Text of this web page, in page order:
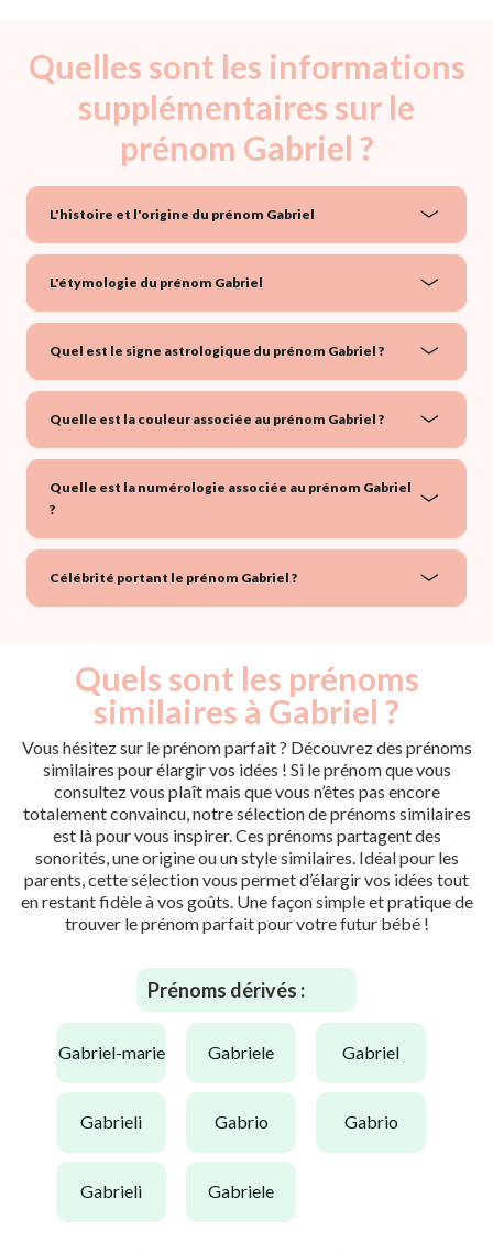
Quelles sont les informations
supplémentaires sur le
prénom Gabriel ?
L'histoire et l'origine du prénom Gabriel
L'étymologie du prénom Gabriel
Quel est le signe astrologique du prénom Gabriel ?
Quelle est la couleur associée au prénom Gabriel ?
Quelle est la numérologie associée au prénom Gabriel
?
Célébrité portant le prénom Gabriel ?
Quels sont les prénoms
similaires à Gabriel ?
Vous hésitez sur le prénom parfait ? Découvrez des prénoms
similaires pour élargir vos idées ! Si le prénom que vous
consultez vous plaît mais que vous n’êtes pas encore
totalement convaincu, notre sélection de prénoms similaires
est là pour vous inspirer. Ces prénoms partagent des
sonorités, une origine ou un style similaires. Idéal pour les
parents, cette sélection vous permet d’élargir vos idées tout
en restant fidèle à vos goûts. Une façon simple et pratique de
trouver le prénom parfait pour votre futur bébé !
Prénoms dérivés :
gabriel-marie gabriele gabriel
gabrieli gabrio gabrio
gabrieli gabriele